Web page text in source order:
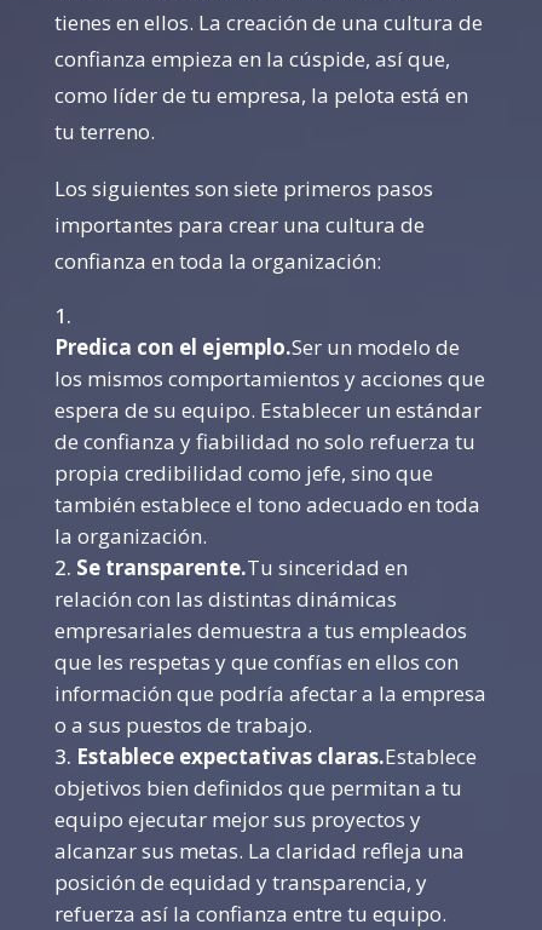
tienes en ellos. La creación de una cultura de
confianza empieza en la cúspide, así que,
como líder de tu empresa, la pelota está en
tu terreno.
Los siguientes son siete primeros pasos
importantes para crear una cultura de
confianza en toda la organización:
Predica con el ejemplo.Ser un modelo de
los mismos comportamientos y acciones que
espera de su equipo. Establecer un estándar
de confianza y fiabilidad no solo refuerza tu
propia credibilidad como jefe, sino que
también establece el tono adecuado en toda
la organización.
Se transparente.Tu sinceridad en
relación con las distintas dinámicas
empresariales demuestra a tus empleados
que les respetas y que confías en ellos con
información que podría afectar a la empresa
o a sus puestos de trabajo.
Establece expectativas claras.Establece
objetivos bien definidos que permitan a tu
equipo ejecutar mejor sus proyectos y
alcanzar sus metas. La claridad refleja una
posición de equidad y transparencia, y
refuerza así la confianza entre tu equipo.